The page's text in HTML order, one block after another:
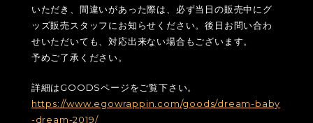
いただき、間違いがあった際は、必ず当日の販売中にグ
ッズ販売スタッフにお知らせください。後日お問い合わ
せいただいても、対応出来ない場合もございます。
予めご了承ください。
詳細はGOODSページをご覧下さい。
https://www.egowrappin.com/goods/dream-baby
-dream-2019/